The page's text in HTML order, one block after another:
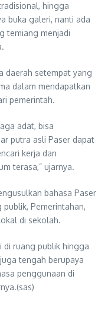
hingga
buka galeri, nanti ada
temiang menjadi
daerah setempat yang
dalam mendapatkan
pemerintah.
adat, bisa
putra asli Paser dapat
kerja dan
terasa,” ujarnya.
bahasa Paser
Pemerintahan,
di sekolah.
di ruang publik hingga
tengah berupaya
penggunaan di